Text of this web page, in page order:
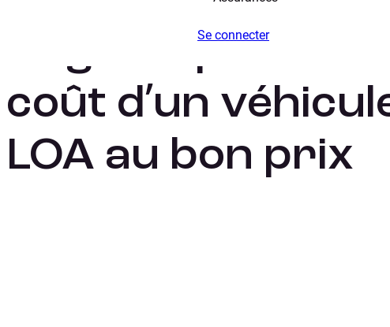
Se connecter
Le guide pour
coût d’un
LOA au bon prix